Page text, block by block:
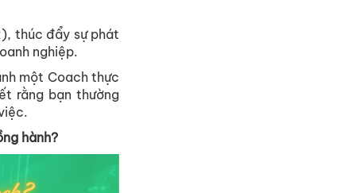
thúc đẩy sự phát
nghiệp.
một Coach thực
rằng bạn thường
hành?